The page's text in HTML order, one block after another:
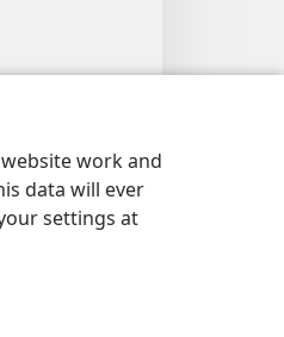
work and
data will ever
settings at